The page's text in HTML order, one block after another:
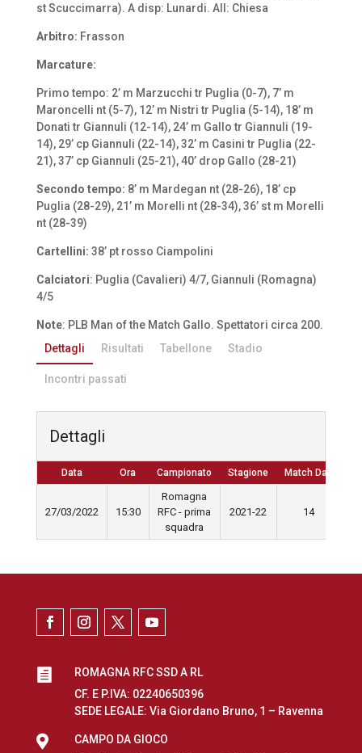
st Scuccimarra). A disp: Lunardi. All: Chiesa
Arbitro: Frasson
Marcature:
Primo tempo: 2’ m Marzucchi tr Puglia (0-7), 7’ m
Maroncelli nt (5-7), 12’ m Nistri tr Puglia (5-14), 18’ m
Donati tr Giannuli (12-14), 24’ m Gallo tr Giannuli (19-
14), 29’ cp Giannuli (22-14), 32’ m Casini tr Puglia (22-
21), 37’ cp Giannuli (25-21), 40’ drop Gallo (28-21)
Secondo tempo: 8’ m Mardegan nt (28-26), 18’ cp
Puglia (28-29), 21’ m Morelli nt (28-34), 36’ st m Morelli
nt (28-39)
Cartellini: 38’ pt rosso Ciampolini
Calciatori: Puglia (Cavalieri) 4/7, Giannuli (Romagna)
4/5
Note: PLB Man of the Match Gallo. Spettatori circa 200.
Dettagli
Risultati Tabellone Stadio
Incontri passati
Dettagli
Data Ora Campionato Stagione Match Day
27/03/2022 15:30
Romagna
RFC - prima
squadra
2021-22 14

ROMAGNA RFC SSD A RL
CF. E P.IVA: 02240650396
SEDE LEGALE: Via Giordano Bruno, 1 – Ravenna

CAMPO DA GIOCO